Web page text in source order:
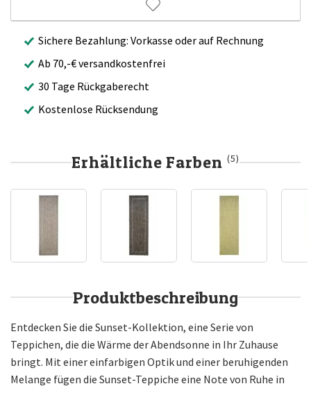
Sichere Bezahlung: Vorkasse oder auf Rechnung
Ab 70,-€ versandkostenfrei
30 Tage Rückgaberecht
Kostenlose Rücksendung
Erhältliche Farben(5)
Produktbeschreibung
Entdecken Sie die Sunset-Kollektion, eine Serie von
Teppichen, die die Wärme der Abendsonne in Ihr Zuhause
bringt. Mit einer einfarbigen Optik und einer beruhigenden
Melange fügen die Sunset-Teppiche eine Note von Ruhe in